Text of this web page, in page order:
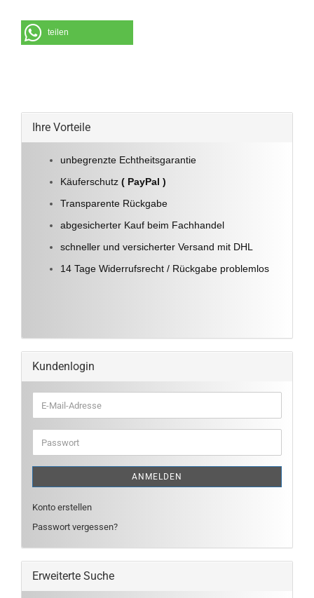
teilen
Ihre Vorteile
unbegrenzte Echtheitsgarantie
Käuferschutz ( PayPal )
Transparente Rückgabe
abgesicherter Kauf beim Fachhandel
schneller und versicherter Versand mit DHL
14 Tage Widerrufsrecht / Rückgabe problemlos
Kundenlogin
E-
Mail-
Adresse
Passwort
ANMELDEN
Konto erstellen
Passwort vergessen?
Erweiterte Suche